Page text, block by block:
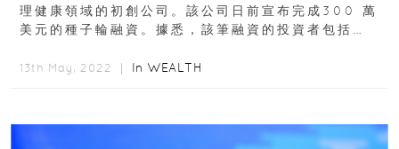
理健康領域的初創公司。該公司日前宣布完成300 萬
美元的種子輪融資。據悉，該筆融資的投資者包括
13th May, 2022 ｜ In WEALTH